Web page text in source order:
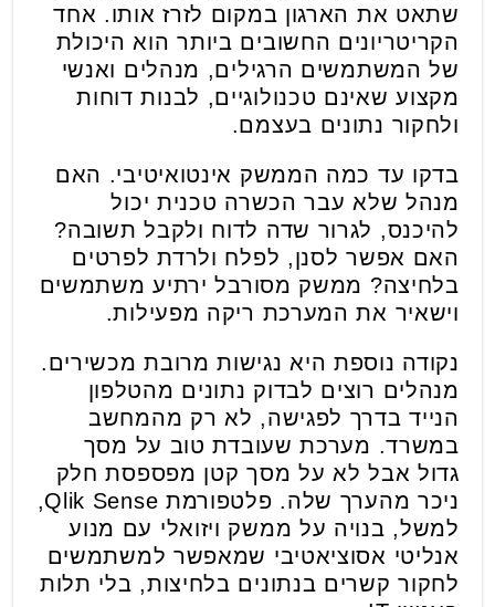
שתאט את הארגון במקום לזרז אותו. אחד
הקריטריונים החשובים ביותר הוא היכולת
של המשתמשים הרגילים, מנהלים ואנשי
מקצוע שאינם טכנולוגיים, לבנות דוחות
ולחקור נתונים בעצמם.
בדקו עד כמה הממשק אינטואיטיבי. האם
מנהל שלא עבר הכשרה טכנית יכול
להיכנס, לגרור שדה לדוח ולקבל תשובה?
האם אפשר לסנן, לפלח ולרדת לפרטים
בלחיצה? ממשק מסורבל ירתיע משתמשים
וישאיר את המערכת ריקה מפעילות.
נקודה נוספת היא נגישות מרובת מכשירים.
מנהלים רוצים לבדוק נתונים מהטלפון
הנייד בדרך לפגישה, לא רק מהמחשב
במשרד. מערכת שעובדת טוב על מסך
גדול אבל לא על מסך קטן מפספסת חלק
ניכר מהערך שלה. פלטפורמת Qlik Sense,
למשל, בנויה על ממשק ויזואלי עם מנוע
אנליטי אסוציאטיבי שמאפשר למשתמשים
לחקור קשרים בנתונים בלחיצות, בלי תלות